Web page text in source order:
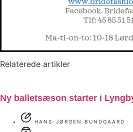
Relaterede artikler
Ny balletsæson starter i
HANS-JØRGEN BUNDGAARD